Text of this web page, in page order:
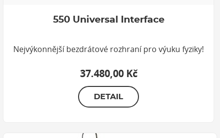
550 Universal Interface
Nejvýkonnější bezdrátové rozhraní pro výuku fyziky!
37.480,00 Kč
DETAIL